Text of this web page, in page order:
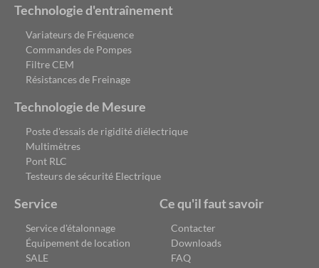
Technologie d'entraînement
Variateurs de Fréquence
Commandes de Pompes
Filtre CEM
Résistances de Freinage
Technologie de Mesure
Poste d'essais de rigidité diélectrique
Multimètres
Pont RLC
Testeurs de sécurité Electrique
Service
Service d'étalonnage
Équipement de location
SALE
Ce qu'il faut savoir
Contacter
Downloads
FAQ